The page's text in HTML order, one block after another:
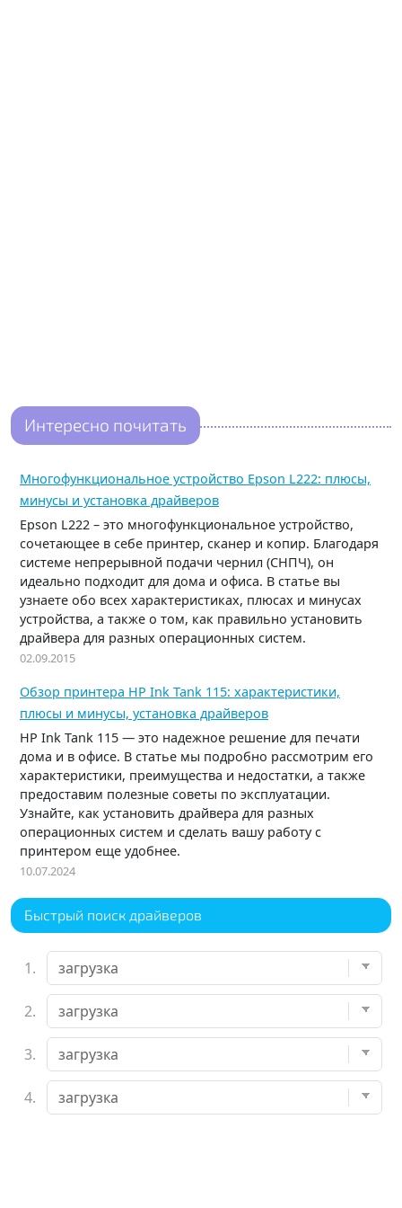
Интересно почитать
Многофункциональное устройство Epson L222: плюсы,
минусы и установка драйверов
Epson L222 – это многофункциональное устройство,
сочетающее в себе принтер, сканер и копир. Благодаря
системе непрерывной подачи чернил (СНПЧ), он
идеально подходит для дома и офиса. В статье вы
узнаете обо всех характеристиках, плюсах и минусах
устройства, а также о том, как правильно установить
драйвера для разных операционных систем.
02.09.2015
Обзор принтера HP Ink Tank 115: характеристики,
плюсы и минусы, установка драйверов
HP Ink Tank 115 — это надежное решение для печати
дома и в офисе. В статье мы подробно рассмотрим его
характеристики, преимущества и недостатки, а также
предоставим полезные советы по эксплуатации.
Узнайте, как установить драйвера для разных
операционных систем и сделать вашу работу с
принтером еще удобнее.
10.07.2024
Быстрый поиск драйверов
1.
2.
3.
4.